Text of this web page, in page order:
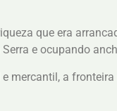
que era
e ocupando
mercantil, a